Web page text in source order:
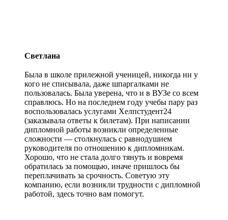
Светлана
Была в школе прилежной ученицей, никогда ни у
кого не списывала, даже шпаргалками не
пользовалась. Была уверена, что и в ВУЗе со всем
справлюсь. Но на последнем году учебы пару раз
воспользовалась услугами Хелпстудент24
(заказывала ответы к билетам). При написании
дипломной работы возникли определенные
сложности — столкнулась с равнодушием
руководителя по отношению к дипломникам.
Хорошо, что не стала долго тянуть и вовремя
обратилась за помощью, иначе пришлось бы
переплачивать за срочность. Советую эту
компанию, если возникли трудности с дипломной
работой, здесь точно вам помогут.